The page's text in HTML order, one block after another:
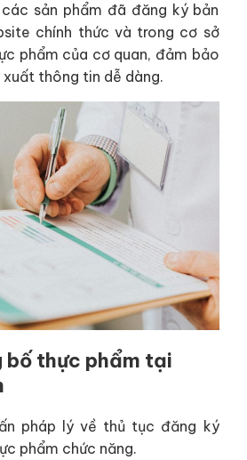
sản phẩm đã đăng ký bản
chính thức và trong cơ sở
phẩm của cơ quan, đảm bảo
thông tin dễ dàng.
bố thực phẩm tại
pháp lý về thủ tục đăng ký
phẩm chức năng.